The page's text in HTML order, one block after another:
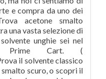
e compra da uno dei
acetone smalto
una vasta selezione di
unghie sei nel
Prime Cart. (
il solvente classico
scuro, o scopri il